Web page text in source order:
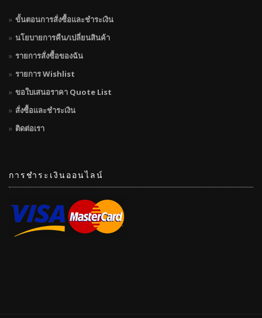
ขั้นตอนการสั่งซื้อและชำระเงิน
นโยบายการคืน/เปลี่ยนสินค้า
รายการสั่งซื้อของฉัน
รายการ Wishlist
ขอใบเสนอราคา Quote List
สั่งซื้อและชำระเงิน
ติดต่อเรา
การชำระเงินออนไลน์